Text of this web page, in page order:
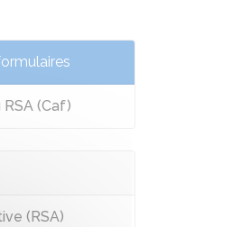
(Caf)
(RSA)